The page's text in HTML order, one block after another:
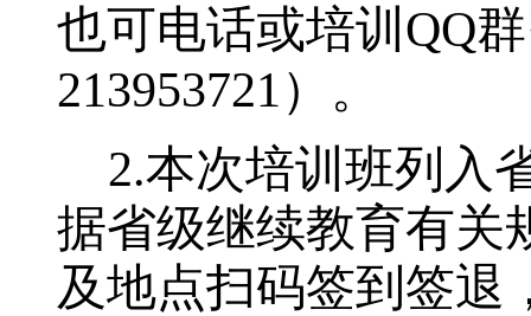
也可电话或培训 QQ
213953721）。
2.本次培训班列入
据省级继续教育有关
及地点扫码签到签退